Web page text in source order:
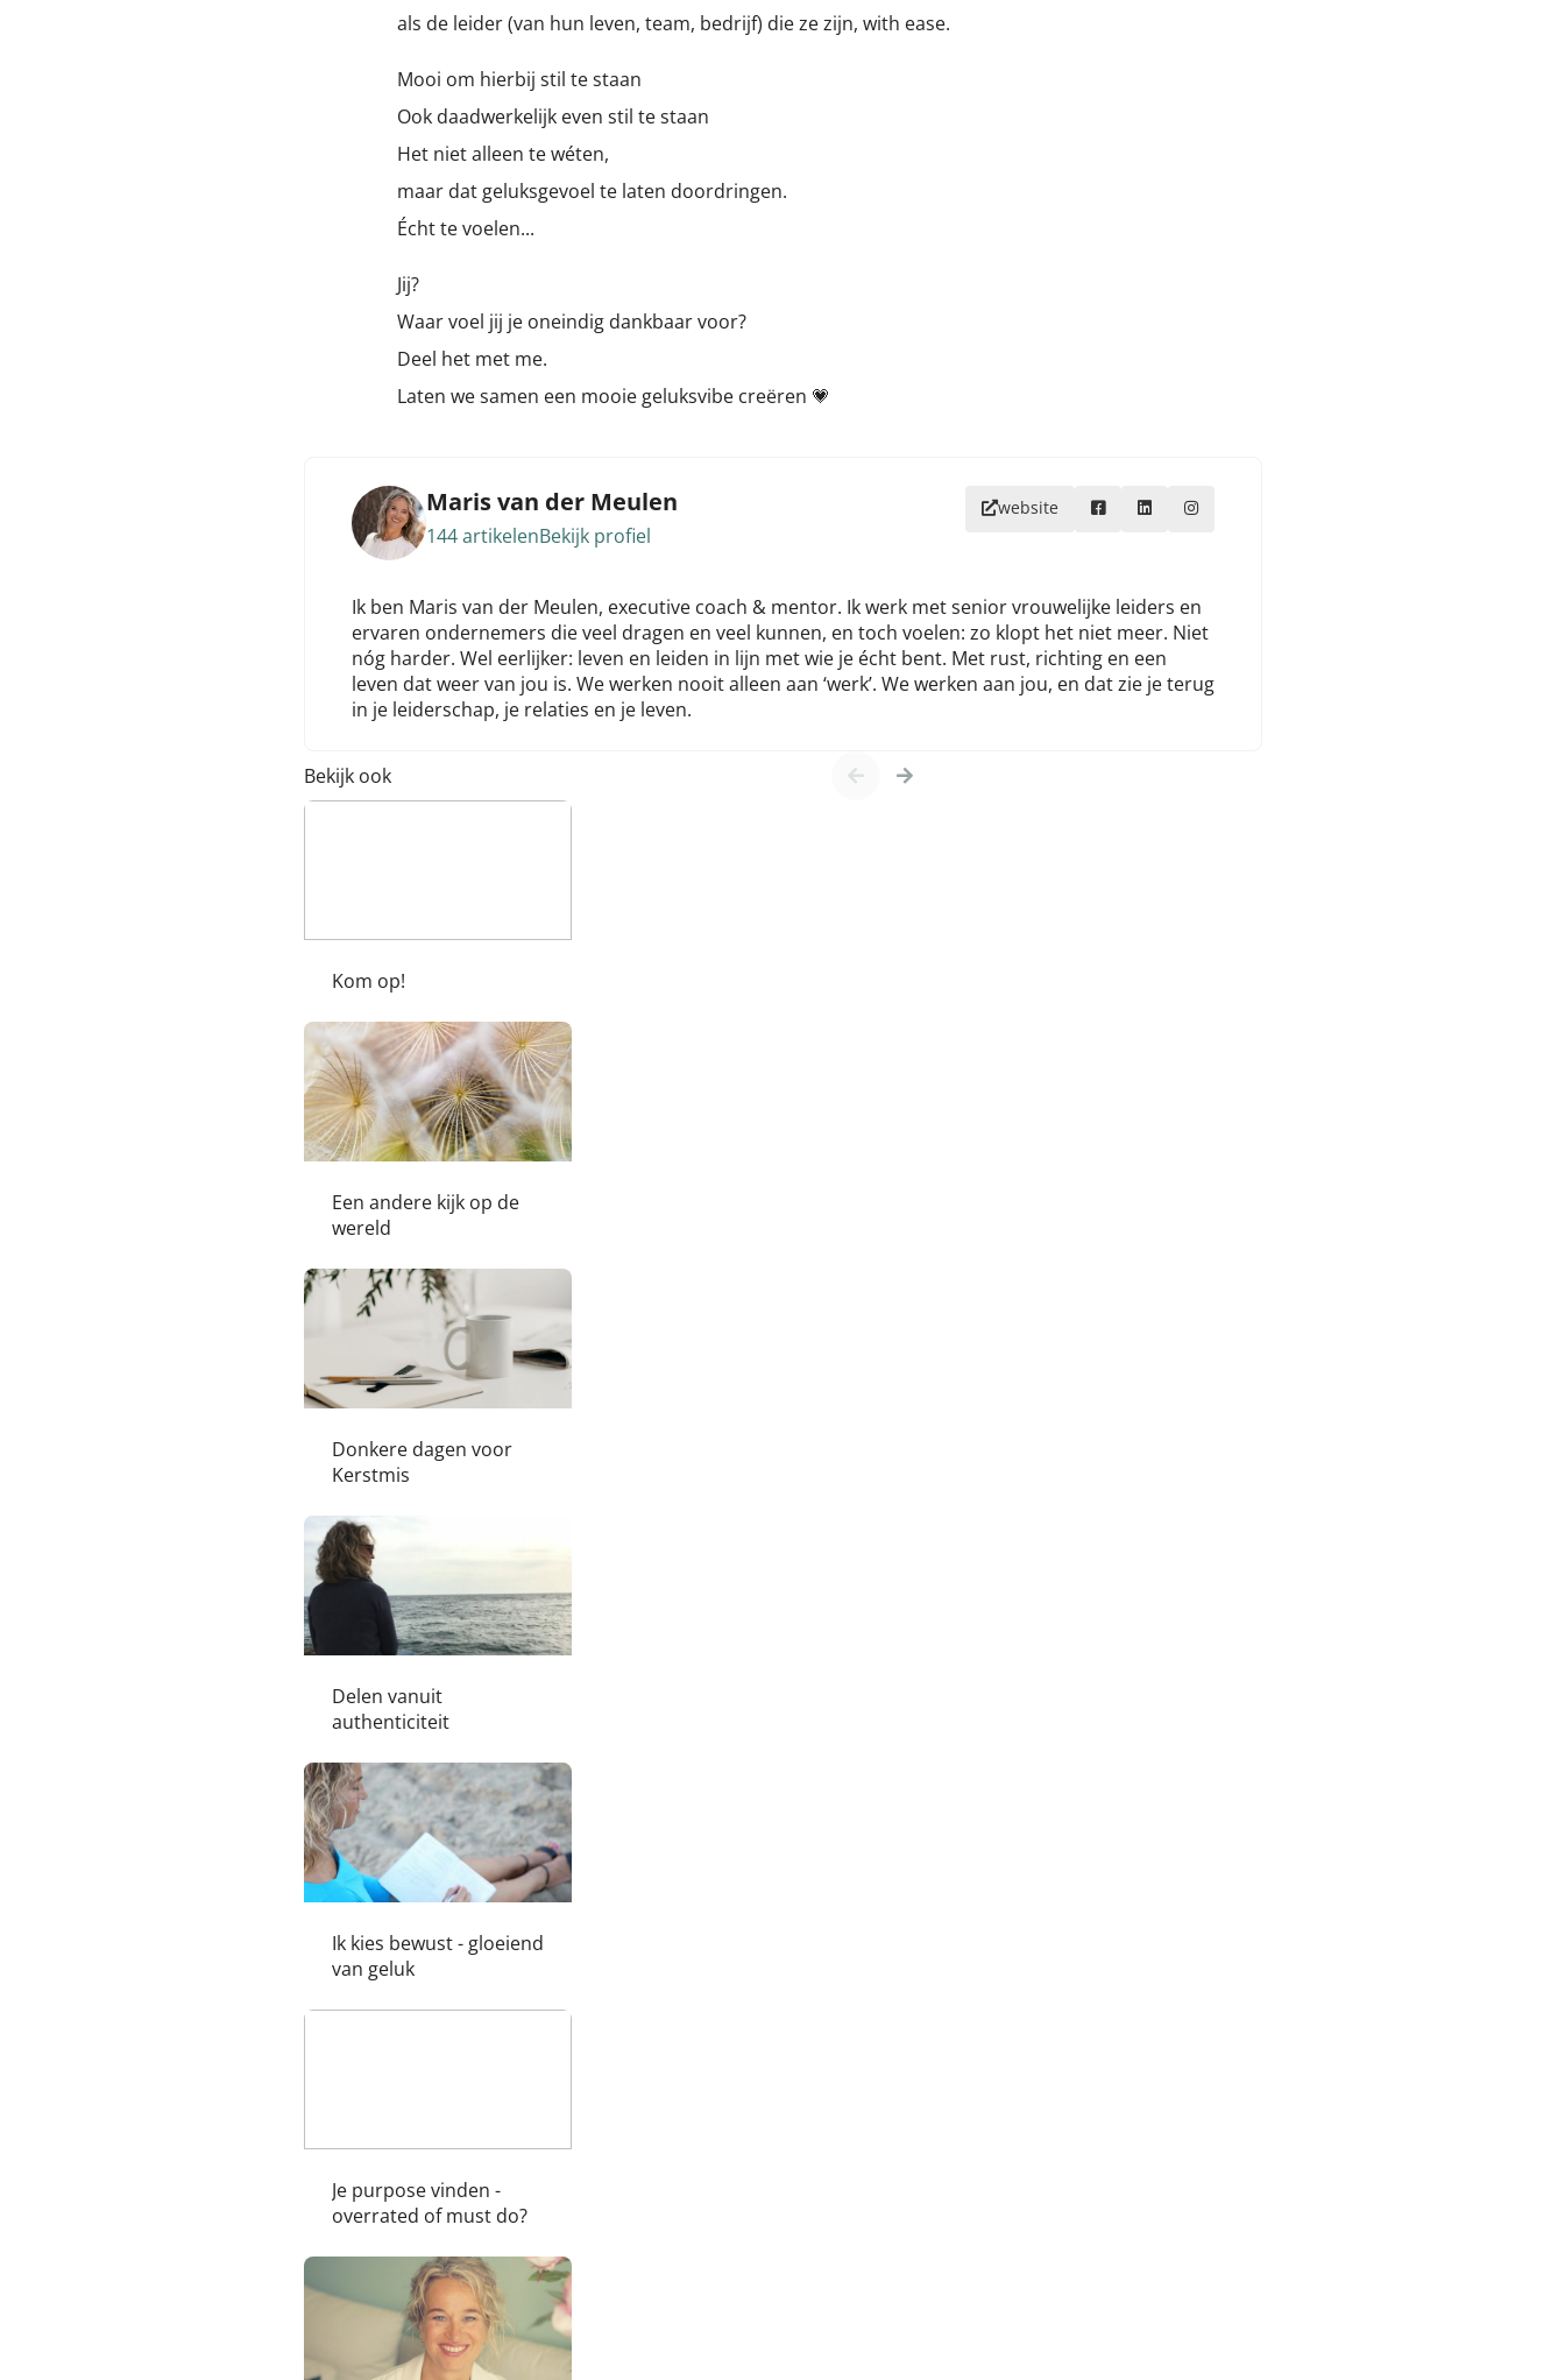
als de leider (van hun leven, team, bedrijf) die ze zijn, with ease.
Mooi om hierbij stil te staan
Ook daadwerkelijk even stil te staan
Het niet alleen te wéten,
maar dat geluksgevoel te laten doordringen.
Écht te voelen...
Jij?
Waar voel jij je oneindig dankbaar voor?
Deel het met me.
Laten we samen een mooie geluksvibe creëren 💗
Maris van der Meulen
144 artikelenBekijk profiel
website
Ik ben Maris van der Meulen, executive coach & mentor. Ik werk met senior vrouwelijke leiders en
ervaren ondernemers die veel dragen en veel kunnen, en toch voelen: zo klopt het niet meer. Niet
nóg harder. Wel eerlijker: leven en leiden in lijn met wie je écht bent. Met rust, richting en een
leven dat weer van jou is. We werken nooit alleen aan ‘werk’. We werken aan jou, en dat zie je terug
in je leiderschap, je relaties en je leven.
Bekijk ook
Kom op!
Een andere kijk op de
wereld
Donkere dagen voor
Kerstmis
Delen vanuit
authenticiteit
Ik kies bewust - gloeiend
van geluk
Je purpose vinden -
overrated of must do?